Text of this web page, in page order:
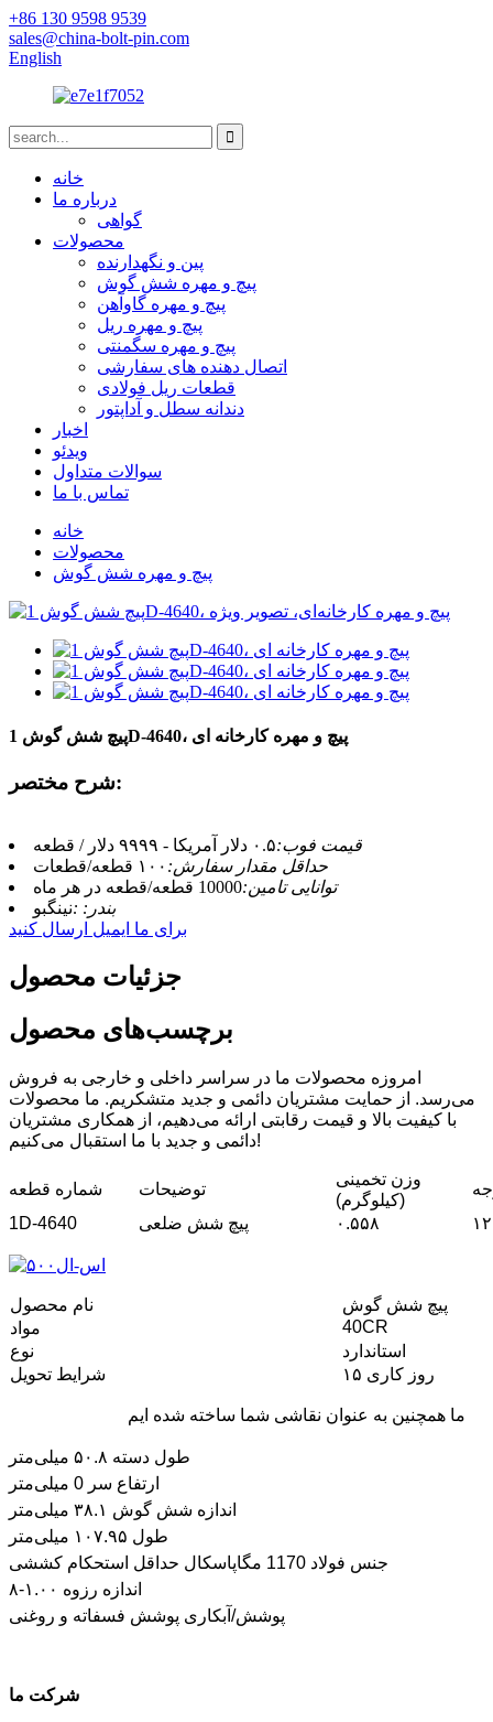
‎+86 130 9598 9539‎
sales@china-bolt-pin.com
English
خانه
درباره ما
گواهی
محصولات
پین و نگهدارنده
پیچ و مهره شش گوش
پیچ و مهره گاوآهن
پیچ و مهره ریل
پیچ و مهره سگمنتی
اتصال دهنده های سفارشی
قطعات ریل فولادی
دندانه سطل و آداپتور
اخبار
ویدئو
سوالات متداول
تماس با ما
خانه
محصولات
پیچ و مهره شش گوش
پیچ شش گوش 1D-4640، پیچ و مهره کارخانه ای
شرح مختصر:
قیمت فوب:۰.۵ دلار آمریکا - ۹۹۹۹ دلار / قطعه
حداقل مقدار سفارش: ۱۰۰ قطعه/قطعات
توانایی تامین:10000 قطعه/قطعه در هر ماه
بندر: :نینگبو
برای ما ایمیل ارسال کنید
جزئیات محصول
برچسب‌های محصول
امروزه محصولات ما در سراسر داخلی و خارجی به فروش
می‌رسد. از حمایت مشتریان دائمی و جدید متشکریم. ما محصولات
با کیفیت بالا و قیمت رقابتی ارائه می‌دهیم، از همکاری مشتریان
دائمی و جدید با ما استقبال می‌کنیم!
شماره قطعه توضیحات
وزن تخمینی
(کیلوگرم)
1D-4640
پیچ شش ضلعی ۰.۵۵۸
نام محصول
پیچ شش گوش
مواد
40CR
نوع
استاندارد
شرایط تحویل
۱۵ روز کاری
ما همچنین به عنوان نقاشی شما ساخته شده ایم
طول دسته ۵۰.۸ میلی‌متر
ارتفاع سر 0 میلی‌متر
اندازه شش گوش ۳۸.۱ میلی‌متر
طول ۱۰۷.۹۵ میلی‌متر
جنس فولاد 1170 مگاپاسکال حداقل استحکام کششی
اندازه رزوه ۱.۰۰-۸
پوشش/آبکاری پوشش فسفاته و روغنی
شرکت ما